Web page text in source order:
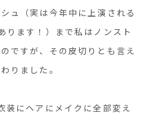
ュ（実は今年中に上演される
ります！）まで私はノンスト
ですが、その皮切りとも言え
りました。
装にヘアにメイクに全部変え